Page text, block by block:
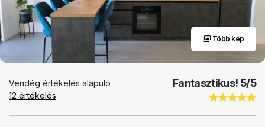
Több kép
Vendég értékelés alapuló
12 értékelés
Fantasztikus! 5/5